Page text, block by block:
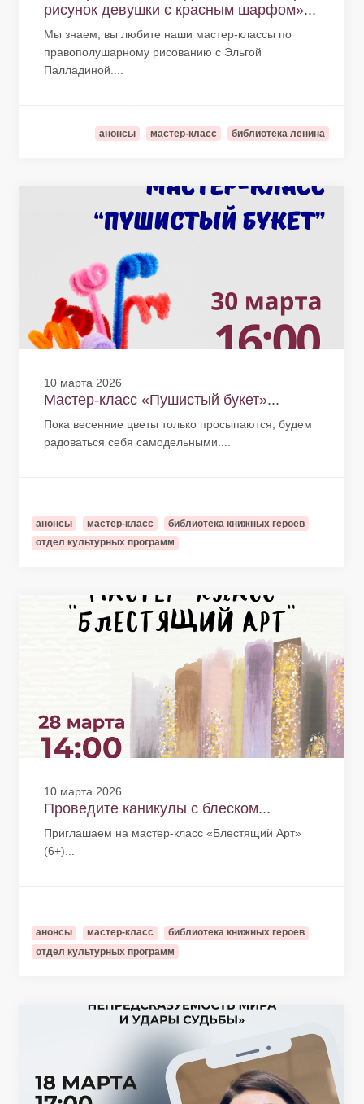
рисунок девушки с красным шарфом»...
Мы знаем, вы любите наши мастер-классы по
правополушарному рисованию с Эльгой
Палладиной....
анонсы мастер-класс библиотека ленина
10 марта 2026
Мастер-класс «Пушистый букет»...
Пока весенние цветы только просыпаются, будем
радоваться себя самодельными....
анонсы мастер-класс
библиотека книжных героев
отдел культурных программ
10 марта 2026
Проведите каникулы с блеском...
Приглашаем на мастер-класс «Блестящий Арт»
(6+)...
анонсы мастер-класс
библиотека книжных героев
отдел культурных программ